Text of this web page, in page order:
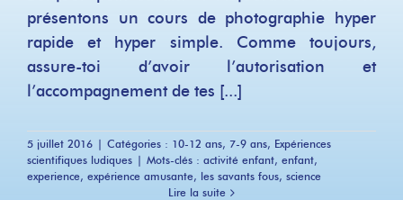
présentons un cours de photographie hyper
rapide et hyper simple. Comme toujours,
assure-toi d’avoir l’autorisation et
l’accompagnement de tes [...]
5 juillet 2016 | Catégories : 10-12 ans, 7-9 ans, Expériences
scientifiques ludiques | Mots-clés : activité enfant, enfant,
experience, expérience amusante, les savants fous, science
Lire la suite